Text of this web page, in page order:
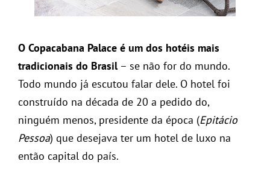
O Copacabana Palace é um dos hotéis mais
tradicionais do Brasil– se não for do mundo.
Todo mundo já escutou falar dele. O hotel foi
construído na década de 20 a pedido do,
ninguém menos, presidente da época (Epitácio
Pessoa) que desejava ter um hotel de luxo na
então capital do país.